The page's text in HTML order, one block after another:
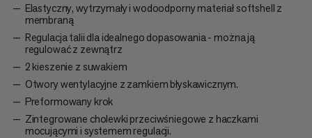
Elastyczny, wytrzymały i wodoodporny materiał softshell z
membraną
Regulacja talii dla idealnego dopasowania - można ją
regulować z zewnątrz
2 kieszenie z suwakiem
Otwory wentylacyjne z zamkiem błyskawicznym.
Preformowany krok
Zintegrowane cholewki przeciwśniegowe z haczkami
mocującymi i systemem regulacji.